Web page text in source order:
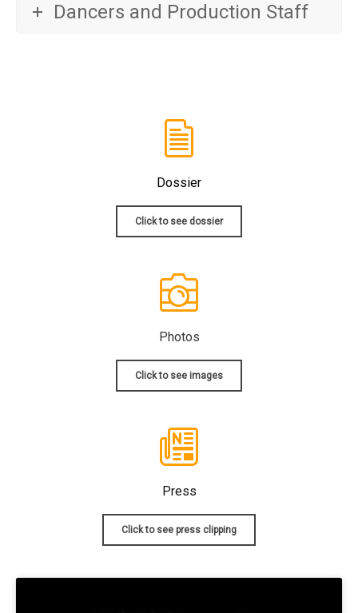
Dancers and Production Staff
Dossier
Click to see dossier
Photos
Click to see images
Press
Click to see press clipping